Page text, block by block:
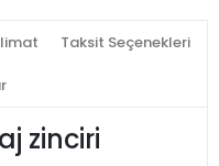
Taksit Seçenekleri
zinciri